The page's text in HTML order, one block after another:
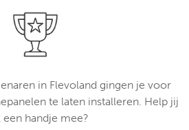
in Flevoland gingen je voor
te laten installeren. Help jij
handje mee?